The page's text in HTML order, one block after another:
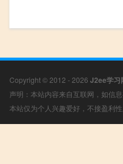
Copyright © 2012 - 2026 J2ee学习
声明：本站内容来自互联网，如信
本站仅为个人兴趣爱好，不接盈利